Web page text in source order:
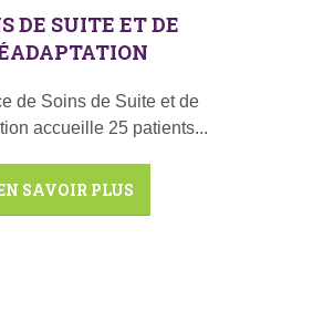
DE SUITE ET DE
de Soins de Suite et de
accueille 25 patients...
SAVOIR PLUS